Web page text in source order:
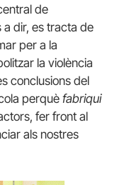
de
a dir, es tracta de
per a la
la violència
conclusions del
perquèfabriqui
fer front al
als nostres